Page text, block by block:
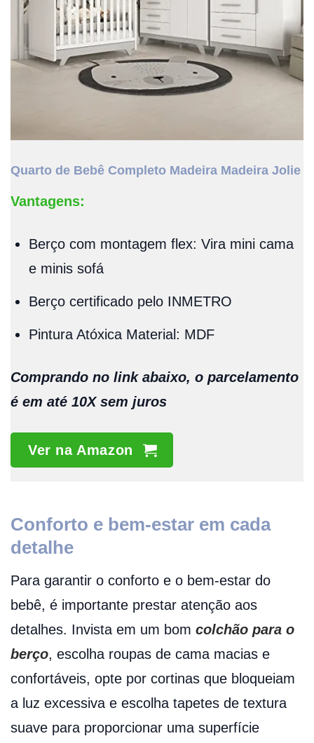
Quarto de Bebê Completo Madeira Madeira Jolie
Vantagens:
Berço com montagem flex: Vira mini cama
e minis sofá
Berço certificado pelo INMETRO
Pintura Atóxica Material: MDF
Comprando no link abaixo, o parcelamento
é em até 10X sem juros
Ver na Amazon
Conforto e bem-estar em cada
detalhe
Para garantir o conforto e o bem-estar do
bebê, é importante prestar atenção aos
detalhes. Invista em um bom colchão para o
berço, escolha roupas de cama macias e
confortáveis, opte por cortinas que bloqueiam
a luz excessiva e escolha tapetes de textura
suave para proporcionar uma superfície